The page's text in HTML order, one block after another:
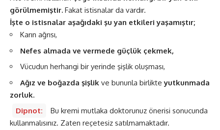
görülmemiştir. Fakat istisnalar da vardır.
İşte o istisnalar aşağıdaki şu yan etkileri yaşamıştır;
Karın ağrısı,
Nefes almada ve vermede güçlük çekmek,
Vücudun herhangi bir yerinde şişlik oluşması,
Ağız ve boğazda şişlik ve bununla birlikteyutkunmada
zorluk.
Dipnot:
Bu kremi mutlaka doktorunuz önerisi sonucunda
kullanmalısınız. Zaten reçetesiz satılmamaktadır.